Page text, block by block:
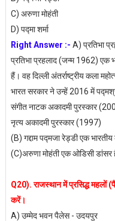
C) अरुणा मोहंती
D) पद्मा शर्मा
Right Answer :- A) प्रतिभा
प्रतिभा प्रहलाद (जन्म 1962) एक
हैं। वह दिल्ली अंतर्राष्ट्रीय कला
भारत सरकार ने उन्हें 2016 में
संगीत नाटक अकादमी पुरस्कार
नृत्य अकादमी पुरस्कार (1997)
(B) गद्दाम पद्मजा रेड्डी एक
(C)अरुणा मोहंती एक ओडिसी डांसर
Q20). राजस्थान में प्रसिद्ध
करें।
A) उम्मेद भवन पैलेस - उदयपुर